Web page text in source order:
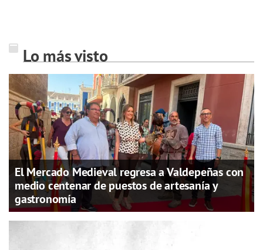
Lo más visto
El Mercado Medieval regresa a Valdepeñas con
medio centenar de puestos de artesanía y
gastronomía